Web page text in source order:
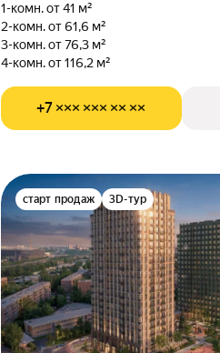
1-комн. от 41 м²
2-комн. от 61,6 м²
3-комн. от 76,3 м²
4-комн. от 116,2 м²
+7 ××× ××× ×× ××
старт продаж 3D-тур